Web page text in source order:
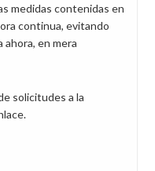
medidas contenidas en
continua, evitando
ahora, en mera
solicitudes a la